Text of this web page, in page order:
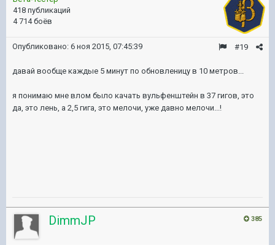
418 публикаций
4 714 боёв
#19
Опубликовано: 6 ноя 2015, 07:45:39
давай вообще каждые 5 минут по обновленицу в 10 метров...
я понимаю мне влом было качать вульфенштейн в 37 гигов, это
да, это лень, а 2,5 гига, это мелочи, уже давно мелочи...!
385
DimmJP